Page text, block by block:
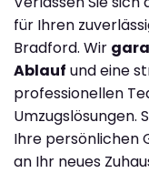
für Ihren
Bradford. Wir
Ablauf und eine
professionellen
Umzugslösungen.
Ihre persönlichen
an Ihr neues